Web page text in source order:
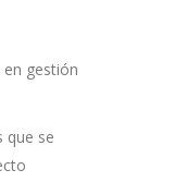
gestión
que se